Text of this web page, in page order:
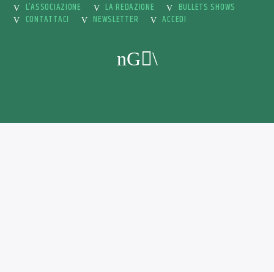
L’ASSOCIAZIONE
LA REDAZIONE
BULLETS SHOWS
CONTATTACI
NEWSLETTER ACCEDI